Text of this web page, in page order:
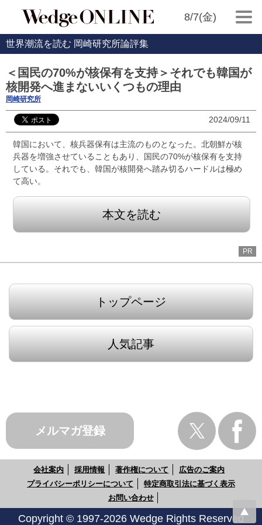
8/7(金)
世界潮流を読む 岡崎研究所論評集
＜国民の70%が核保有を支持＞それでも韓国が
核開発へ進まないいくつもの理由
岡崎研究所
2024/09/11
韓国において、核兵器保有は主流のものとなった。北朝鮮が核
兵器を増強させていることもあり、国民の70%が核保有を支持
している。それでも、韓国が核開発へ踏み切るハードルは極め
て高い。
本文を読む
PR
トップページ
人気記事
メルマガ登録
会社案内 採用情報 著作権について
広告のご案内
プライバシーポリシーについて
特定商取引法に基づく表示
お問い合わせ
Copyright © 1997-2026 Wedge Rights Reserved